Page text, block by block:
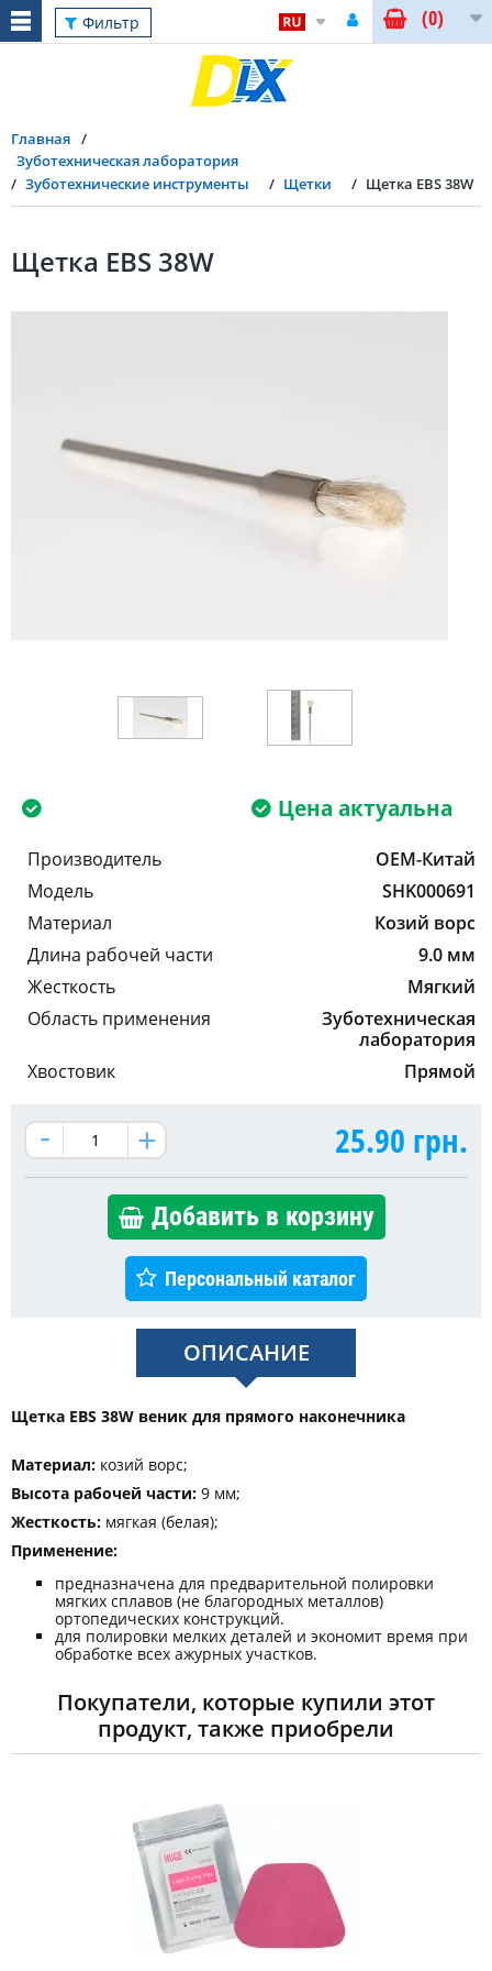
Фильтр (0)
Главная
Зуботехническая лаборатория
Зуботехнические инструменты
Щетки Щетка EBS 38W
Щетка EBS 38W
Цена актуальна
Производитель
OEM-Китай
Модель
SHK000691
Материал
Козий ворс
Длина рабочей части
9.0 мм
Жесткость
Мягкий
Область применения
Зуботехническая
лаборатория
Хвостовик
Прямой
25.90 грн.
Добавить в корзину
Персональный каталог
ОПИСАНИЕ
Щетка EBS 38W веник для прямого наконечника
Материал: козий ворс;
Высота рабочей части: 9 мм;
Жесткость: мягкая (белая);
Применение:
предназначена для предварительной полировки
мягких сплавов (не благородных металлов)
ортопедических конструкций.
для полировки мелких деталей и экономит время при
обработке всех ажурных участков.
Покупатели, которые купили этот
продукт, также приобрели